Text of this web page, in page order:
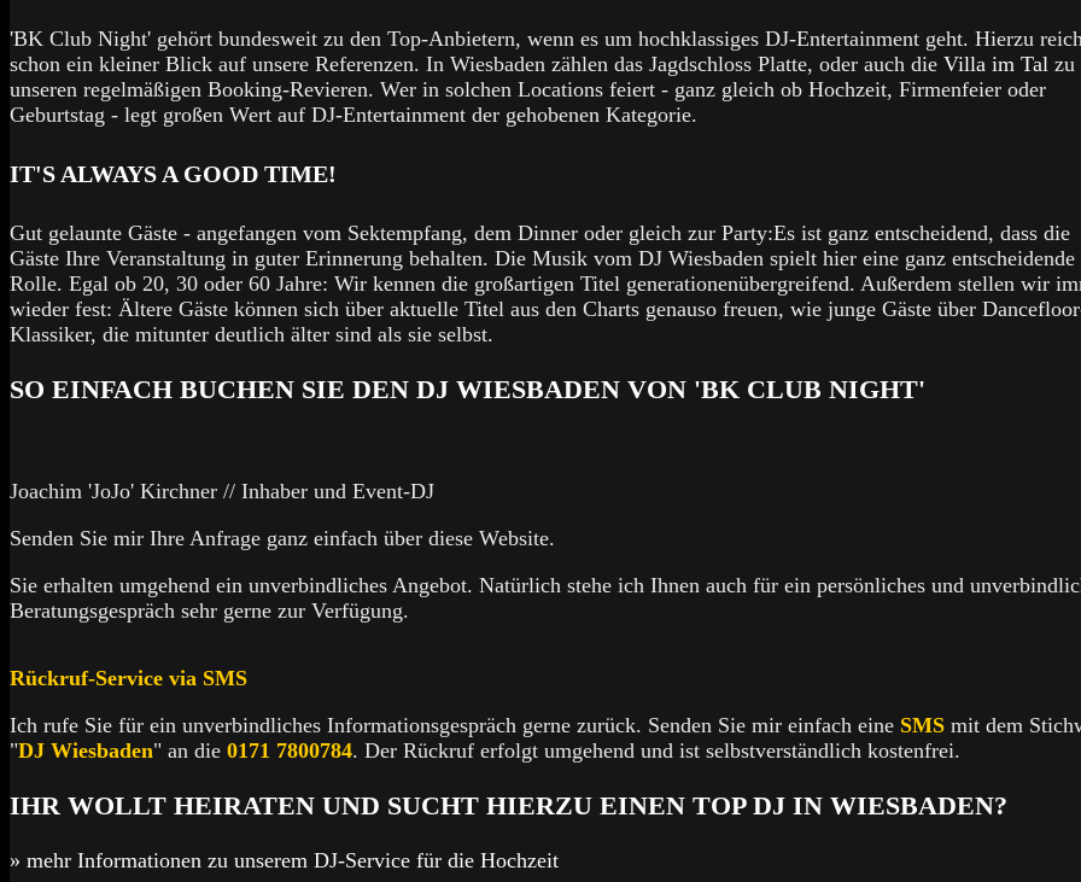
'BK Club Night' gehört bundesweit zu den Top-Anbietern, wenn es um hochklassiges DJ-Entertainment geht. Hierzu
schon ein kleiner Blick auf unsere Referenzen. In Wiesbaden zählen das Jagdschloss Platte, oder auch die Villa im Tal zu
unseren regelmäßigen Booking-Revieren. Wer in solchen Locations feiert - ganz gleich ob Hochzeit, Firmenfeier oder
Geburtstag - legt großen Wert auf DJ-Entertainment der gehobenen Kategorie.
IT'S ALWAYS A GOOD TIME!
Gut gelaunte Gäste - angefangen vom Sektempfang, dem Dinner oder gleich zur Party:Es ist ganz entscheidend, dass die
Gäste Ihre Veranstaltung in guter Erinnerung behalten. Die Musik vom DJ Wiesbaden spielt hier eine ganz entscheidende
Rolle. Egal ob 20, 30 oder 60 Jahre: Wir kennen die großartigen Titel generationenübergreifend. Außerdem stellen wir
wieder fest: Ältere Gäste können sich über aktuelle Titel aus den Charts genauso freuen, wie junge Gäste über
Klassiker, die mitunter deutlich älter sind als sie selbst.
SO EINFACH BUCHEN SIE DEN DJ WIESBADEN VON 'BK CLUB NIGHT'
Joachim 'JoJo' Kirchner // Inhaber und Event-DJ
Senden Sie mir Ihre Anfrage ganz einfach über diese Website.
Sie erhalten umgehend ein unverbindliches Angebot. Natürlich stehe ich Ihnen auch für ein persönliches und
Beratungsgespräch sehr gerne zur Verfügung.
Rückruf-Service via SMS
Ich rufe Sie für ein unverbindliches Informationsgespräch gerne zurück. Senden Sie mir einfach eine SMS mit dem
"DJ Wiesbaden" an die 0171 7800784. Der Rückruf erfolgt umgehend und ist selbstverständlich kostenfrei.
IHR WOLLT HEIRATEN UND SUCHT HIERZU EINEN TOP DJ IN WIESBADEN?
» mehr Informationen zu unserem DJ-Service für die Hochzeit